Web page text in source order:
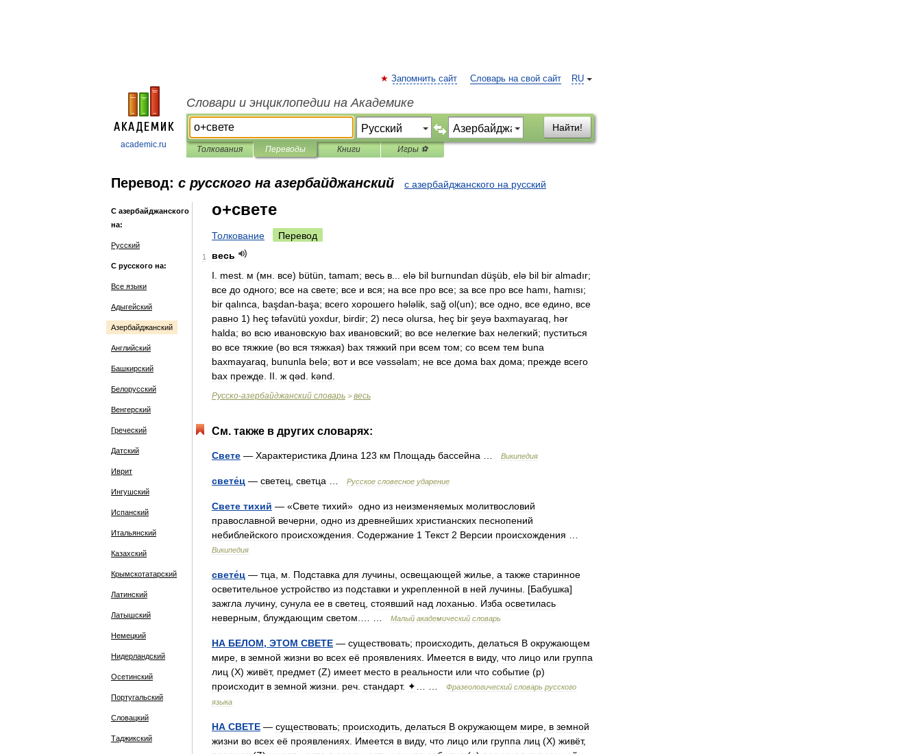
academic.ru
RU
Запомнить сайт Словарь на свой сайт
Словари и энциклопедии на Академике
Найти!
Толкования Переводы Книги Игры ⚽
Перевод: с русского на азербайджанский с азербайджанского на русский
С азербайджанского
на:
Русский
С русского на:
Все языки
Адыгейский
Азербайджанский
Английский
Башкирский
Белорусский
Венгерский
Греческий
Датский
Иврит
Ингушский
Испанский
Итальянский
Казахский
Крымскотатарский
Латинский
Латышский
Немецкий
Нидерландский
Осетинский
Португальский
Словацкий
Таджикский
о+свете
Толкование Перевод
1
весь
I
mest м (мн все) bütün tamam; весь в elə bil burnundan düşüb elə bil bir almadır;
все до одного; все на свете; все и вся; на все про все; за все про все hamı hamısı;
bir qalınca başdan-başa; всего хорошего hələlik sağ ol(un); все одно все едино все
равно 1) heç təfavütü yoxdur, birdir; 2) necə olursa heç bir şeyə baxmayaraq
hər
halda; во всю ивановскую bax ивановский; во все нелегкие bax нелегкий; пуститься
во все тяжкие (во вся тяжкая) bax тяжкий при всем том; со всем тем buna
baxmayaraq
bununla belə; вот и все vəssəlam; не все дома bax дома; прежде всего
bax прежде II ж qəd kənd
Русско-азербайджанский словарь > весь
См. также в других словарях:
Свете — Характеристика Длина 123 км Площадь бассейна Википедия
свете́ц — светец светца Русское словесное ударение
Свете тихий — «Свете тихий» одно из неизменяемых молитвословий
православной вечерни одно из древнейших христианских песнопений
небиблейского происхождения Содержание 1 Текст 2 Версии происхождения
Википедия
свете́ц — тца м Подставка для лучины освещающей жилье а также старинное
осветительное устройство из подставки и укрепленной в ней лучины . [Бабушка]
зажгла лучину, сунула ее в светец стоявший над лоханью Изба осветилась
неверным блуждающим светом Малый академический словарь
НА БЕЛОМ, ЭТОМ СВЕТЕ — существовать; происходить делаться В окружающем
мире в земной жизни во всех её проявлениях Имеется в виду, что лицо или группа
лиц (X) живёт, предмет(Z) имеет место в реальности или что событие (p)
происходит в земной жизни реч стандарт. ✦ Фразеологический словарь русского
языка
НА СВЕТЕ — существовать; происходить делаться В окружающем мире в земной
жизни во всех её проявлениях Имеется в виду, что лицо или группа лиц (X) живёт,